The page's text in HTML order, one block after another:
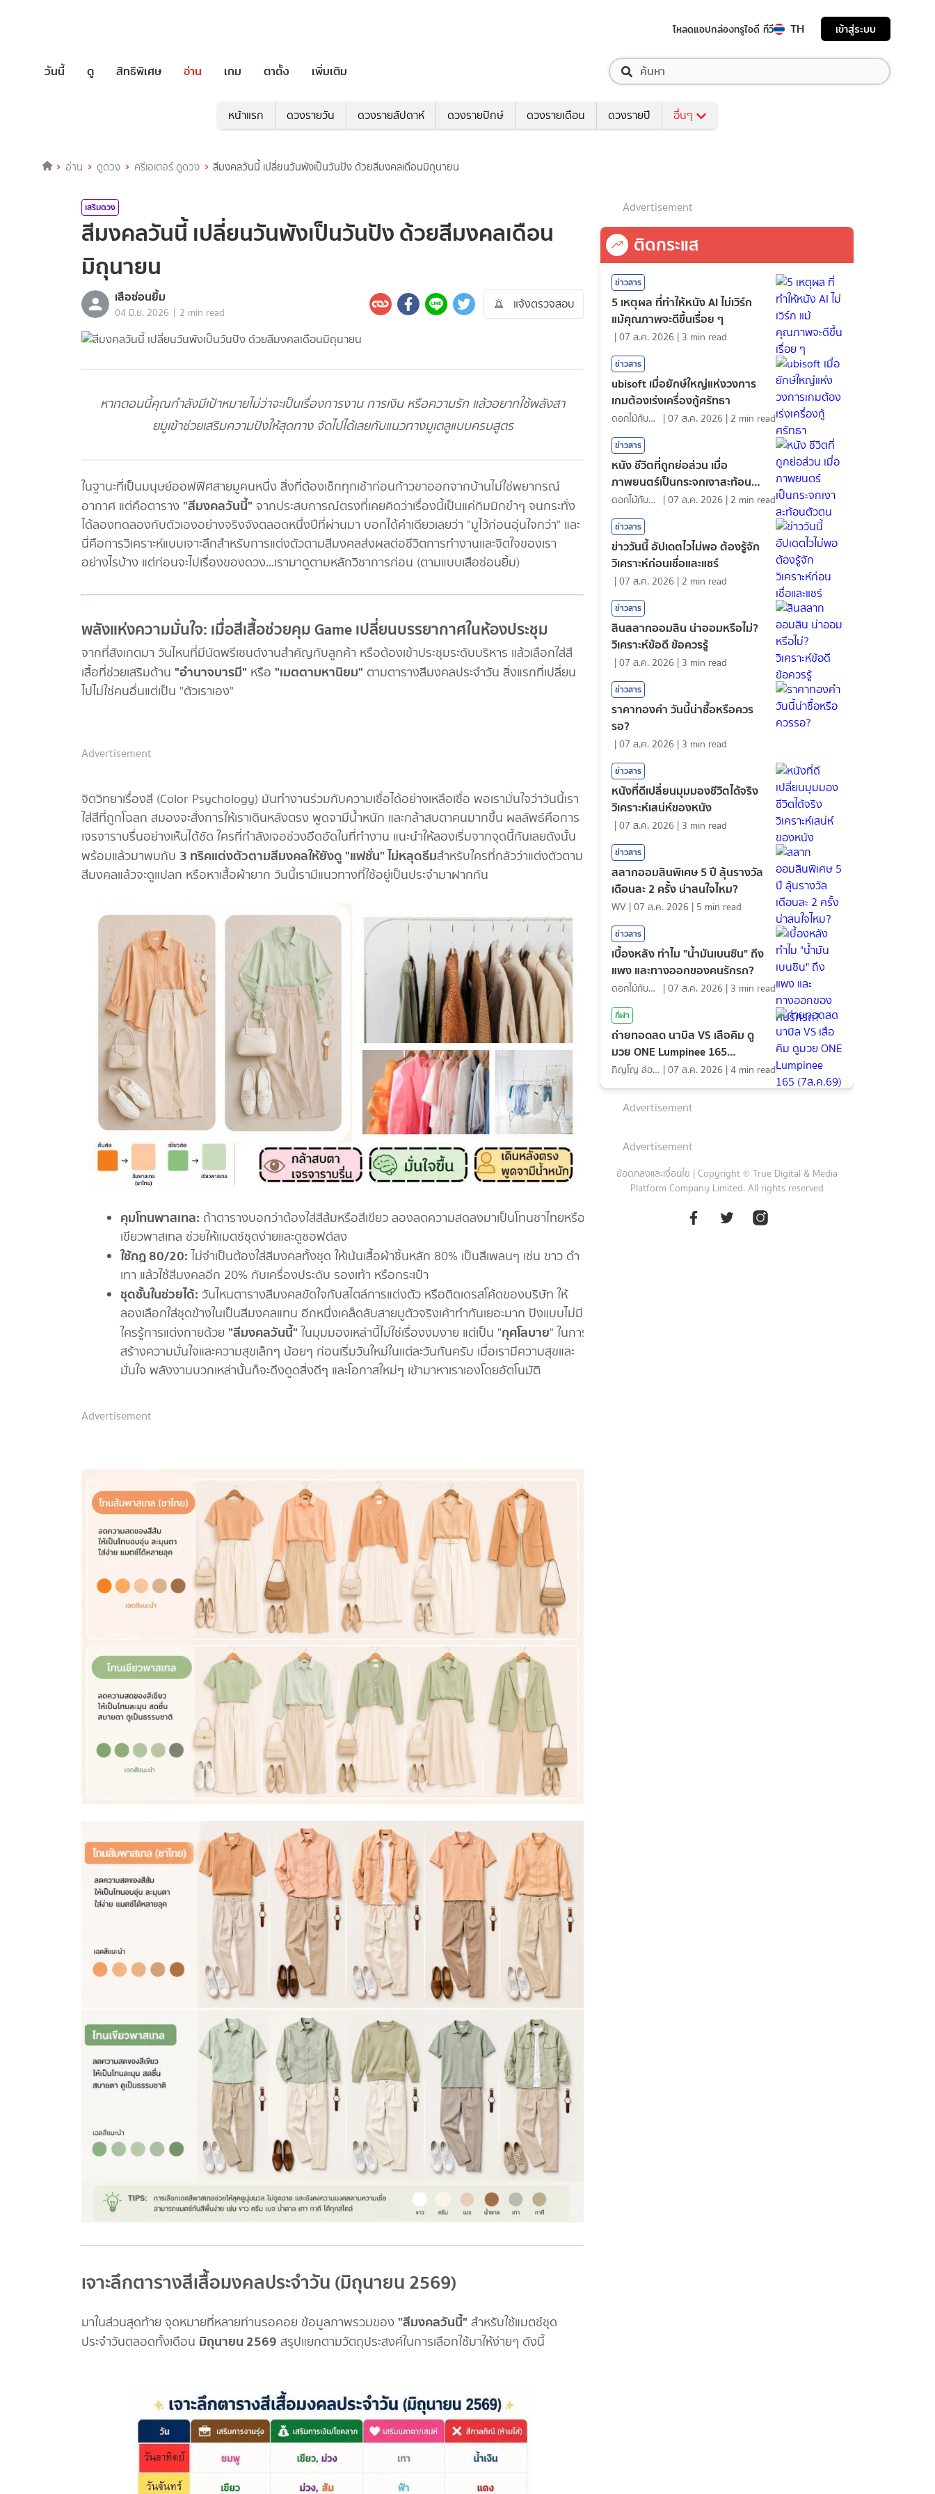
โหลดแอปกล่องทรูไอดี ทีวี TH เข้าสู่ระบบ
วันนี้ ดู สิทธิพิเศษ อ่าน เกม ตาตั้ง เพิ่มเติม
หน้าแรก ดวงรายวัน ดวงรายสัปดาห์ ดวงรายปักษ์ ดวงรายเดือน ดวงรายปี อื่นๆ
อ่าน ดูดวง ครีเอเตอร์ ดูดวง สีมงคลวันนี้ เปลี่ยนวันพังเป็นวันปัง ด้วยสีมงคลเดือนมิถุนายน
เสริมดวง
สีมงคลวันนี้ เปลี่ยนวันพังเป็นวันปัง ด้วยสีมงคลเดือน
มิถุนายน
เสือซ่อนยิ้ม
04 มิ.ย. 2026 | 2 min read
แจ้งตรวจสอบ
หากตอนนี้คุณกำลังมีเป้าหมายไม่ว่าจะเป็นเรื่องการงาน การเงิน หรือความรัก แล้วอยากใช้พลังสา
ยมูเข้าช่วยเสริมความปังให้สุดทาง จัดไปได้เลยกับแนวทางมูเตลูแบบครบสูตร
ในฐานะที่เป็นมนุษย์ออฟฟิศสายมูคนหนึ่ง สิ่งที่ต้องเช็กทุกเช้าก่อนก้าวขาออกจากบ้านไม่ใช่พยากรณ์
อากาศ แต่คือตาราง "สีมงคลวันนี้" จากประสบการณ์ตรงที่เคยคิดว่าเรื่องนี้เป็นแค่กิมมิกขำๆ จนกระทั่ง
ได้ลองทดลองกับตัวเองอย่างจริงจังตลอดหนึ่งปีที่ผ่านมา บอกได้คำเดียวเลยว่า "มูไว้ก่อนอุ่นใจกว่า" และ
นี่คือการวิเคราะห์แบบเจาะลึกสำหรับการแต่งตัวตามสีมงคลส่งผลต่อชีวิตการทำงานและจิตใจของเรา
อย่างไรบ้าง แต่ก่อนจะไปเรื่องของดวง...เรามาดูตามหลักวิชาการก่อน (ตามแบบเสือซ่อนยิ้ม)
พลังแห่งความมั่นใจ: เมื่อสีเสื้อช่วยคุม Game เปลี่ยนบรรยากาศในห้องประชุม
จากที่สังเกตมา วันไหนที่มีนัดพรีเซนต์งานสำคัญกับลูกค้า หรือต้องเข้าประชุมระดับบริหาร แล้วเลือกใส่สี
เสื้อที่ช่วยเสริมด้าน "อำนาจบารมี" หรือ "เมตตามหานิยม" ตามตารางสีมงคลประจำวัน สิ่งแรกที่เปลี่ยน
ไปไม่ใช่คนอื่นแต่เป็น "ตัวเราเอง"
Advertisement
จิตวิทยาเรื่องสี (Color Psychology) มันทำงานร่วมกับความเชื่อได้อย่างเหลือเชื่อ พอเรามั่นใจว่าวันนี้เรา
ใส่สีที่ถูกโฉลก สมองจะสั่งการให้เราเดินหลังตรง พูดจามีน้ำหนัก และกล้าสบตาคนมากขึ้น ผลลัพธ์คือการ
เจรจาราบรื่นอย่างเห็นได้ชัด ใครที่กำลังเจอช่วงอึดอัดในที่ทำงาน แนะนำให้ลองเริ่มจากจุดนี้กันเลยดังนั้น
พร้อมแล้วมาพบกับ 3 ทริคแต่งตัวตามสีมงคลให้ยังดู "แฟชั่น" ไม่หลุดธีมสำหรับใครที่กลัวว่าแต่งตัวตาม
สีมงคลแล้วจะดูแปลก หรือหาเสื้อผ้ายาก วันนี้เรามีแนวทางที่ใช้อยู่เป็นประจำมาฝากกัน
คุมโทนพาสเทล: ถ้าตารางบอกว่าต้องใส่สีส้มหรือสีเขียว ลองลดความสดลงมาเป็นโทนชาไทยหรือ
เขียวพาสเทล ช่วยให้แมตช์ชุดง่ายและดูซอฟต์ลง
ใช้กฎ 80/20:ไม่จำเป็นต้องใส่สีมงคลทั้งชุด ให้เน้นเสื้อผ้าชิ้นหลัก 80% เป็นสีเพลนๆ เช่น ขาว ดำ
เทา แล้วใช้สีมงคลอีก 20% กับเครื่องประดับ รองเท้า หรือกระเป๋า
ชุดชั้นในช่วยได้: วันไหนตารางสีมงคลขัดใจกับสไตล์การแต่งตัว หรือติดเดรสโค้ดของบริษัท ให้
ลองเลือกใส่ชุดข้างในเป็นสีมงคลแทน อีกหนึ่งเคล็ดลับสายมูตัวจริงเค้าทำกันเยอะมาก ปังแบบไม่มี
ใครรู้การแต่งกายด้วย "สีมงคลวันนี้"ในมุมมองเหล่านี้ไม่ใช่เรื่องงมงาย แต่เป็น "กุศโลบาย" ในการ
สร้างความมั่นใจและความสุขเล็กๆ น้อยๆ ก่อนเริ่มวันใหม่ในแต่ละวันกันครับ เมื่อเรามีความสุขและ
มั่นใจ พลังงานบวกเหล่านั้นก็จะดึงดูดสิ่งดีๆ และโอกาสใหม่ๆ เข้ามาหาเราเองโดยอัตโนมัติ
Advertisement
เจาะลึกตารางสีเสื้อมงคลประจำวัน (มิถุนายน 2569)
มาในส่วนสุดท้าย จุดหมายที่หลายท่านรอคอย ข้อมูลภาพรวมของ "สีมงคลวันนี้" สำหรับใช้แมตช์ชุด
ประจำวันตลอดทั้งเดือน มิถุนายน 2569 สรุปแยกตามวัตถุประสงค์ในการเลือกใช้มาให้ง่ายๆ ดังนี้
Advertisement
ติดกระแส
ข่าวสาร
5 เหตุผล ที่ทำให้หนัง AI ไม่เวิร์ก
แม้คุณภาพจะดีขึ้นเรื่อย ๆ
|07 ส.ค. 2026 | 3 min read
ข่าวสาร
ubisoft เมื่อยักษ์ใหญ่แห่งวงการ
เกมต้องเร่งเครื่องกู้ศรัทธา
ดอกไม้กับสายน้ำ |07 ส.ค. 2026 | 2 min read
ข่าวสาร
หนัง ชีวิตที่ถูกย่อส่วน เมื่อ
ภาพยนตร์เป็นกระจกเงาสะท้อนตัว
ตน
ดอกไม้กับสายน้ำ |07 ส.ค. 2026 | 2 min read
ข่าวสาร
ข่าววันนี้ อัปเดตไวไม่พอ ต้องรู้จัก
วิเคราะห์ก่อนเชื่อและแชร์
|07 ส.ค. 2026 | 2 min read
ข่าวสาร
สินสลากออมสิน น่าออมหรือไม่?
วิเคราะห์ข้อดี ข้อควรรู้
|07 ส.ค. 2026 | 3 min read
ข่าวสาร
ราคาทองคํา วันนี้น่าซื้อหรือควร
รอ?
|07 ส.ค. 2026 | 3 min read
ข่าวสาร
หนังที่ดีเปลี่ยนมุมมองชีวิตได้จริง
วิเคราะห์เสน่ห์ของหนัง
|07 ส.ค. 2026 | 3 min read
ข่าวสาร
สลากออมสินพิเศษ 5 ปี ลุ้นรางวัล
เดือนละ 2 ครั้ง น่าสนใจไหม?
WV |07 ส.ค. 2026 | 5 min read
ข่าวสาร
เบื้องหลัง ทำไม "น้ำมันเบนซิน" ถึง
แพง และทางออกของคนรักรถ?
ดอกไม้กับสายน้ำ |07 ส.ค. 2026 | 3 min read
กีฬา
ถ่ายทอดสด นาบิล VS เสือคิม ดู
มวย ONE Lumpinee 165
(7ส.ค.69)ภิญโญ ส่องแสง |07 ส.ค. 2026 |4 min read
Advertisement
Advertisement
ข้อตกลงและเงื่อนไข | Copyright © True Digital & Media
Platform Company Limited. All rights reserved